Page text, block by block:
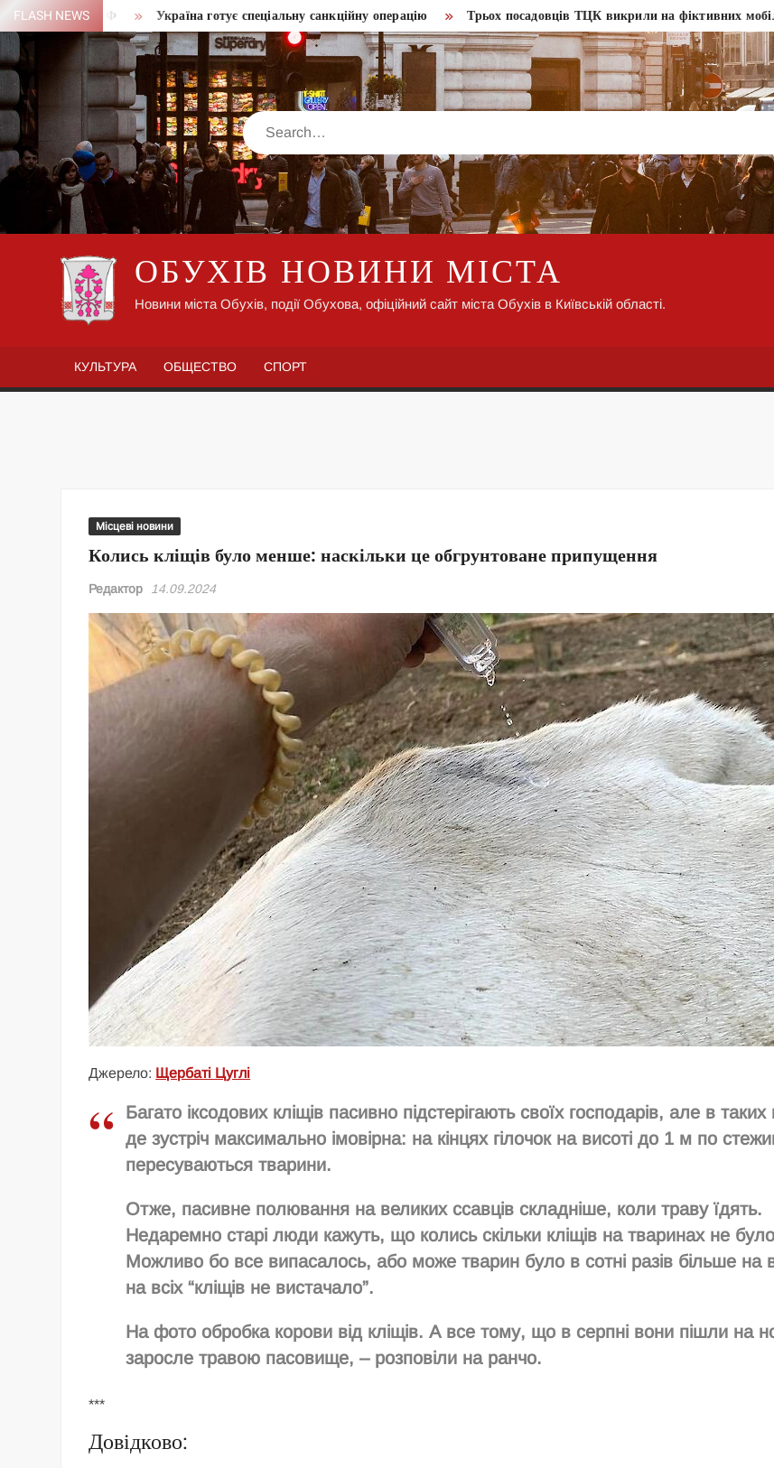
Skip
to
content
FLASH NEWS
портів РФ Україна готує спеціальну санкційну операцію Трьох посадовців ТЦК викрили на фіктивних мобілізаціях
Search
ОБУХІВ НОВИНИ МІСТА
Новини міста Обухів, події Обухова, офіційний сайт міста Обухів в Київській області.
КУЛЬТУРА ОБЩЕСТВО СПОРТ
Місцеві новини
Колись кліщів було менше: наскільки це обгрунтоване припущення
Редактор 14.09.2024
Джерело: Щербаті Цуглі
Багато іксодових кліщів пасивно підстерігають своїх господарів, але в таких
де зустріч максимально імовірна: на кінцях гілочок на висоті до 1 м по
пересуваються тварини.
Отже, пасивне полювання на великих ссавців складніше, коли траву їдять.
Недаремно старі люди кажуть, що колись скільки кліщів на тваринах не
Можливо бо все випасалось, або може тварин було в сотні разів більше на
на всіх “кліщів не вистачало”.
На фото обробка корови від кліщів. А все тому, що в серпні вони пішли на
заросле травою пасовище, – розповіли на ранчо.
***
Довідково: